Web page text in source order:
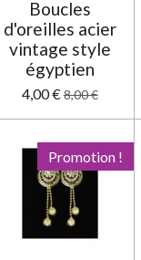
Boucles
d'oreilles acier
vintage style
égyptien
4,00 € 8,00 €
Promotion !